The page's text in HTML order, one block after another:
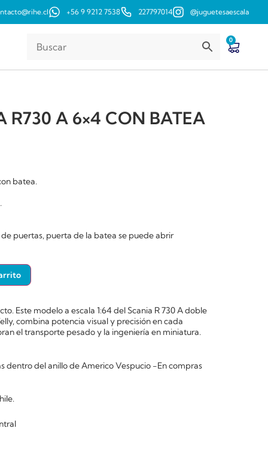
+56 9 9212 7538 227797014 @juguetesaescala
0
R730 A 6×4 CON BATEA
batea.
puertas, puerta de la batea se puede abrir
Este modelo a escala 1:64 del Scania R 730 A doble
combina potencia visual y precisión en cada
el transporte pesado y la ingeniería en miniatura.
dentro del anillo de Americo Vespucio -En compras